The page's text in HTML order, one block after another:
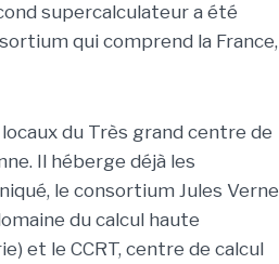
supercalculateur a été
qui comprend la France,
du Très grand centre de
Il héberge déjà les
le consortium Jules Verne
du calcul haute
et le CCRT, centre de calcul